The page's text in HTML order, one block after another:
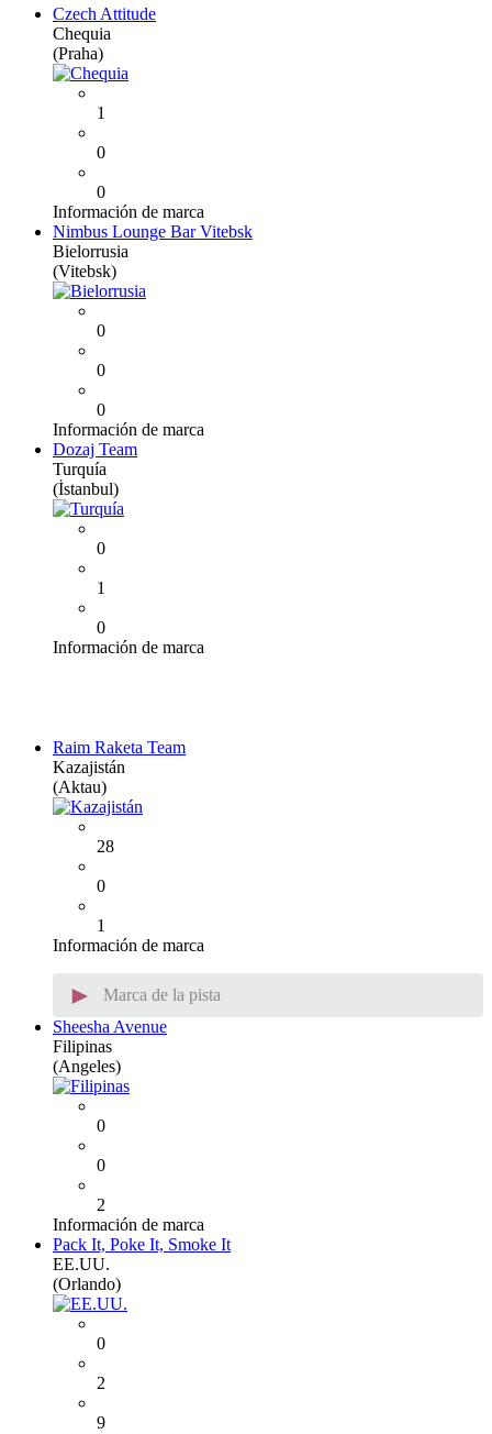
Czech Attitude
Chequia
(Praha)
1
0
0
Información de marca
Nimbus Lounge Bar Vitebsk
Bielorrusia
(Vitebsk)
0
0
0
Información de marca
Dozaj Team
Turquía
(İstanbul)
0
1
0
Información de marca
Raim Raketa Team
Kazajistán
(Aktau)
28
0
1
Información de marca
►
Marca de la pista
Sheesha Avenue
Filipinas
(Angeles)
0
0
2
Información de marca
Pack It, Poke It, Smoke It
EE.UU.
(Orlando)
0
2
9